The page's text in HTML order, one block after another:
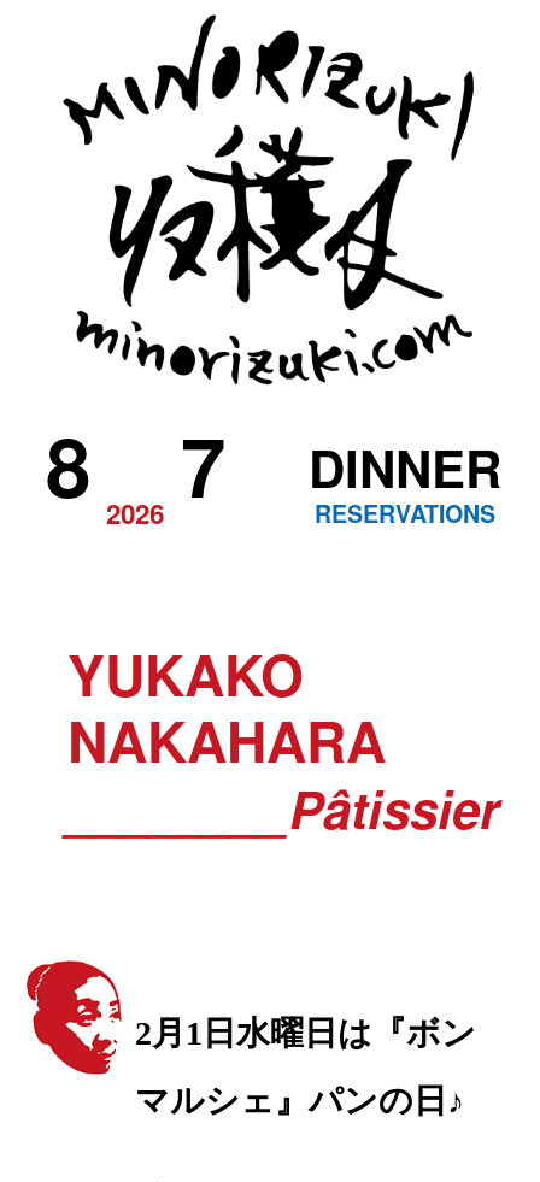
2026
8 7 RESERVATIONS
DINNER
YUKAKO
NAKAHARA
________Pâtissier
2月1日水曜日は『ボン
マルシェ』パンの日♪